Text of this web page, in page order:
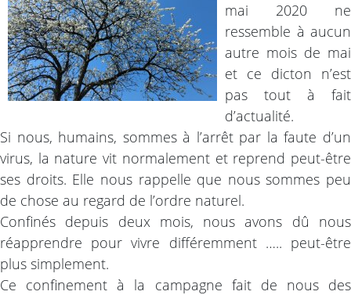
mai 2020 ne
ressemble à aucun
autre mois de mai
et ce dicton n’est
pas tout à fait
d’actualité.
Si nous, humains, sommes à l’arrêt par la faute d’un
virus, la nature vit normalement et reprend peut-être
ses droits. Elle nous rappelle que nous sommes peu
de chose au regard de l’ordre naturel.
Confinés depuis deux mois, nous avons dû nous
réapprendre pour vivre différemment ….. peut-être
plus simplement.
Ce confinement à la campagne fait de nous des